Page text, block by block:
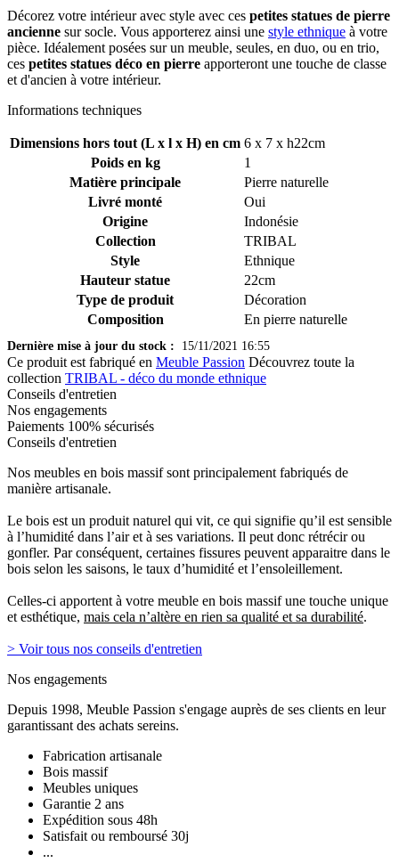
Décorez votre intérieur avec style avec ces petites statues de pierre
ancienne sur socle. Vous apporterez ainsi une style ethnique à votre
pièce. Idéalement posées sur un meuble, seules, en duo, ou en trio,
ces petites statues déco en pierre apporteront une touche de classe
et d'ancien à votre intérieur.
Informations techniques
Dimensions hors tout (L x l x H) en cm 6 x 7 x h22cm
Poids en kg
1
Matière principale
Pierre naturelle
Livré monté
Oui
Origine
Indonésie
Collection
TRIBAL
Style
Ethnique
Hauteur statue
22cm
Type de produit
Décoration
Composition
En pierre naturelle
Dernière mise à jour du stock : 15/11/2021 16:55
Ce produit est fabriqué en Meuble Passion Découvrez toute la
collection TRIBAL - déco du monde ethnique
Conseils d'entretien
Nos engagements
Paiements 100% sécurisés
Conseils d'entretien
Nos meubles en bois massif sont principalement fabriqués de
manière artisanale.
Le bois est un produit naturel qui vit, ce qui signifie qu’il est sensible
à l’humidité dans l’air et à ses variations. Il peut donc rétrécir ou
gonfler. Par conséquent, certaines fissures peuvent apparaitre dans le
bois selon les saisons, le taux d’humidité et l’ensoleillement.
Celles-ci apportent à votre meuble en bois massif une touche unique
et esthétique, mais cela n’altère en rien sa qualité et sa durabilité.
> Voir tous nos conseils d'entretien
Nos engagements
Depuis 1998, Meuble Passion s'engage auprès de ses clients en leur
garantissant des achats sereins.
Fabrication artisanale
Bois massif
Meubles uniques
Garantie 2 ans
Expédition sous 48h
Satisfait ou remboursé 30j
...